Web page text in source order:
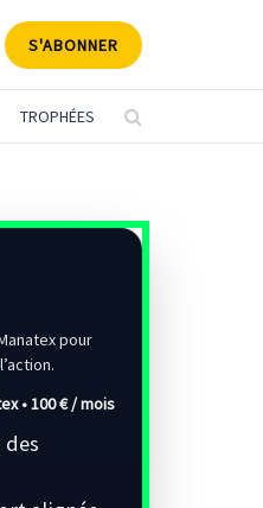
S'ABONNER
TROPHÉES
pour
•100 € / mois